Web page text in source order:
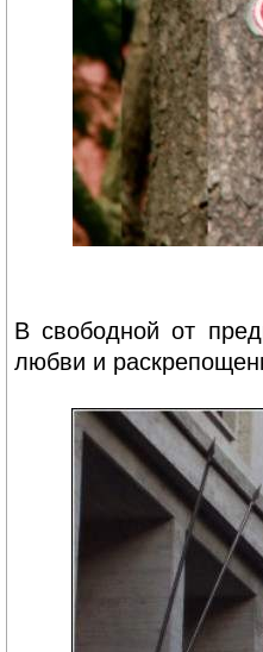
В свободной от
любви и